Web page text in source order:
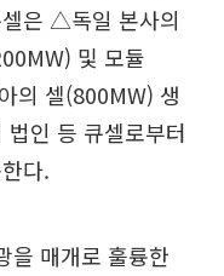
은 △독일 본사의
및 모듈
의 셀(800MW) 생
인 등 큐셀로부터
다.
을 매개로 훌륭한